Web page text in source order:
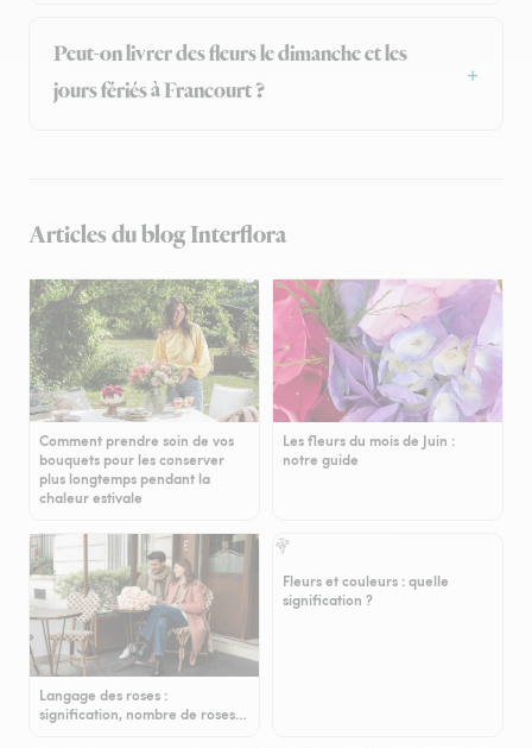
Peut-on livrer des fleurs le dimanche et les
jours fériés à Francourt ?
Articles du blog Interflora
Comment prendre soin de vos
bouquets pour les conserver
plus longtemps pendant la
chaleur estivale
Les fleurs du mois de Juin :
notre guide
Langage des roses :
signification, nombre de roses…
Fleurs et couleurs : quelle
signification ?